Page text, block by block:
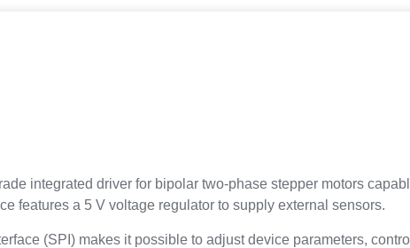
integrated driver for bipolar two-phase stepper motors
features a 5 V voltage regulator to supply external sensors.
(SPI) makes it possible to adjust device parameters,